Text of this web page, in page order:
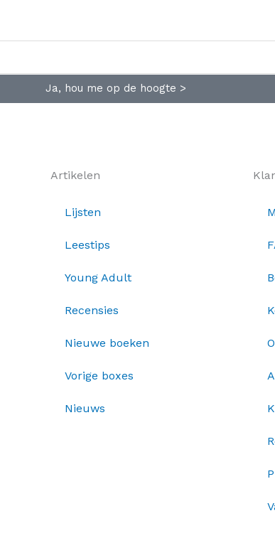
Ja, hou me op de hoogte >
Artikelen
Lijsten
Leestips
Young Adult
Recensies
Nieuwe boeken
Vorige boxes
Nieuws